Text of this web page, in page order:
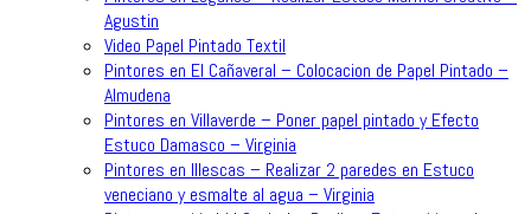
Agustin
Video Papel Pintado Textil
Pintores en El Cañaveral – Colocacion de Papel Pintado –
Almudena
Pintores en Villaverde – Poner papel pintado y Efecto
Estuco Damasco – Virginia
Pintores en Illescas – Realizar 2 paredes en Estuco
veneciano y esmalte al agua – Virginia